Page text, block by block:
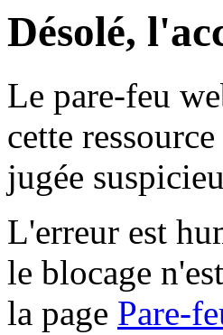
Désolé,
Le pare-feu
cette
jugée
L'erreur est
le blocage
la page Pare-